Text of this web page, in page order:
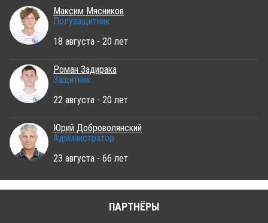
Максим Мясников
Полузащитник
18 августа - 20 лет
Роман Задирака
Защитник
22 августа - 20 лет
Юрий Доброволянский
Администратор
23 августа - 66 лет
ПАРТНЁРЫ